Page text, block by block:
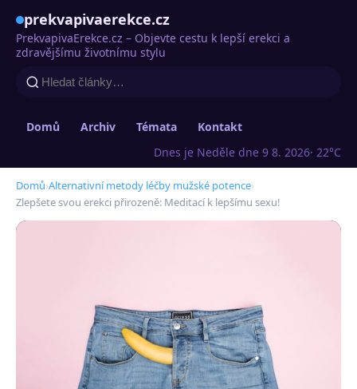
prekvapivaerekce.cz
PrekvapivaErekce.cz – Objevte cestu k lepší erekci a
zdravějšímu životnímu stylu
Domů Archiv Témata
Kontakt
Dnes je Neděle dne 9 8. 2026· 22°C
Domů›Alternativní metody léčby mužské potence›
Zlepšete svou erekci přirozeně: Meditací k lepšímu sexu!